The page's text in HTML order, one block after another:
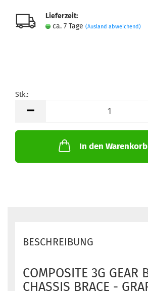
Lieferzeit:
ca. 7 Tage (Ausland abweichend)
Stk.:
In den Warenkorb
BESCHREIBUNG
COMPOSITE 3G GEAR
CHASSIS BRACE -